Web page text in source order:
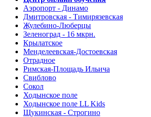
Аэропорт - Динамо
Дмитровская - Тимирязевская
Жулебино-Люберцы
Зеленоград - 16 мкрн.
Крылатское
Менделеевская-Достоевская
Отрадное
Римская-Площадь Ильича
Свиблово
Сокол
Ходынское поле
Ходынское поле LL Kids
Щукинская - Строгино